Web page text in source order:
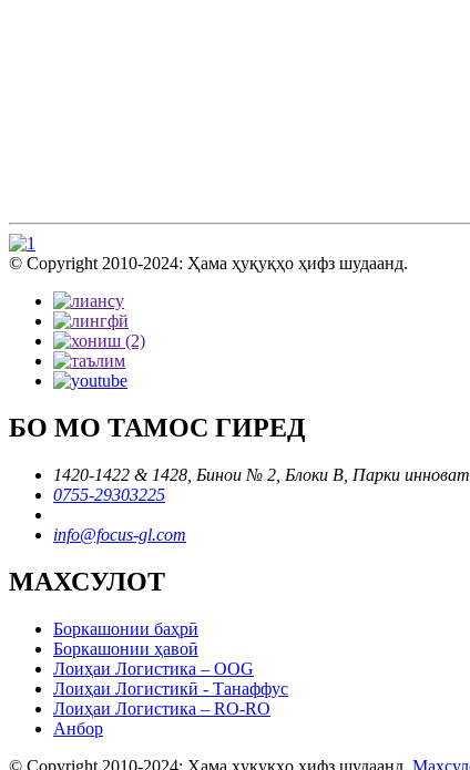
© Copyright 2010-2024: Ҳама ҳуқуқҳо ҳифз шудаанд.
БО МО ТАМОС ГИРЕД
1420-1422 & 1428, Бинои № 2, Блоки В, Парки
0755-29303225
info@focus-gl.com
МАХСУЛОТ
Боркашонии баҳрӣ
Боркашонии ҳавоӣ
Лоиҳаи Логистика – OOG
Лоиҳаи Логистикӣ - Танаффус
Лоиҳаи Логистика – RO-RO
Анбор
© Copyright 2010-2024: Ҳама ҳуқуқҳо ҳифз шудаанд.